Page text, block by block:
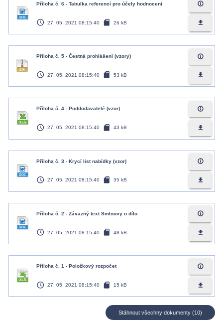
Příloha č. 6 - Tabulka referencí pro účely hodnocení
access_time 27. 05. 2021 08:15:40 sd_card 26 kB
info_outline
file_download
Příloha č. 5 - Čestná prohlášení (vzory)
access_time 27. 05. 2021 08:15:40 sd_card 53 kB
info_outline
file_download
Příloha č. 4 - Poddodavatelé (vzor)
access_time 27. 05. 2021 08:15:40 sd_card 43 kB
info_outline
file_download
Příloha č. 3 - Krycí list nabídky (vzor)
access_time 27. 05. 2021 08:15:40 sd_card 35 kB
info_outline
file_download
Příloha č. 2 - Závazný text Smlouvy o dílo
access_time 27. 05. 2021 08:15:40 sd_card 48 kB
info_outline
file_download
Příloha č. 1 - Položkový rozpočet
access_time 27. 05. 2021 08:15:40 sd_card 15 kB
info_outline
file_download
Stáhnout všechny dokumenty (10)